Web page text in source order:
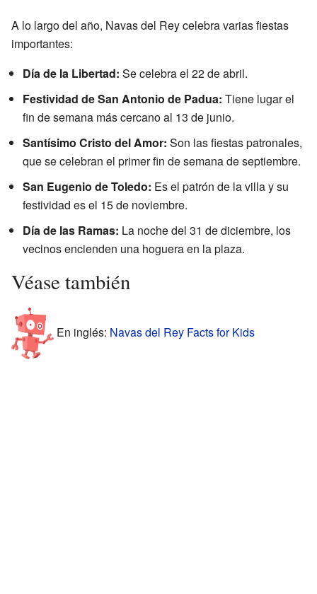
A lo largo del año, Navas del Rey celebra varias fiestas
importantes:
Día de la Libertad: Se celebra el 22 de abril.
Festividad de San Antonio de Padua: Tiene lugar el
fin de semana más cercano al 13 de junio.
Santísimo Cristo del Amor: Son las fiestas patronales,
que se celebran el primer fin de semana de septiembre.
San Eugenio de Toledo: Es el patrón de la villa y su
festividad es el 15 de noviembre.
Día de las Ramas: La noche del 31 de diciembre, los
vecinos encienden una hoguera en la plaza.
Véase también
En inglés: Navas del Rey Facts for Kids